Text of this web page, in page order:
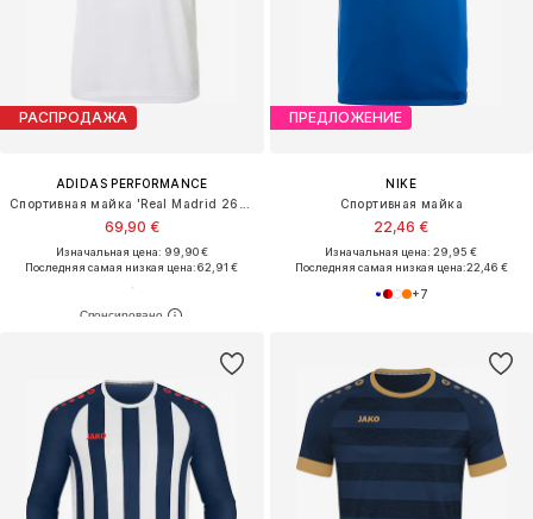
РАСПРОДАЖА
ADIDAS PERFORMANCE
69,90 €
Изначальная цена: 99,90 €
Последняя самая низкая цена:62,91 €
ПРЕДЛОЖЕНИЕ
NIKE
Спортивная майка
22,46 €
Изначальная цена: 29,95 €
Последняя самая низкая цена:22,46 €
+7